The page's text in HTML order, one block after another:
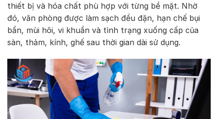
thiết bị và hóa chất phù hợp với từng bề mặt. Nhờ
đó, văn phòng được làm sạch đều đặn, hạn chế bụi
bẩn, mùi hôi, vi khuẩn và tình trạng xuống cấp của
sàn, thảm, kính, ghế sau thời gian dài sử dụng.